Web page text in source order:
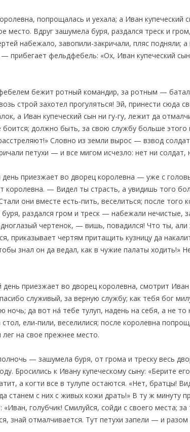
попрощалась и уехала; а Иван
место. Вдруг зашумела буря, раздался треск и
набежало, завопили-закричали, пляс подняли;
прибегает фельдфебель: «Ох, Иван купеческий
бежит ротный командир, за ротным —
строй захотел прогуляться! Эй, принести сюда
а Иван купеческий сын ни гу-гу, лежит да
боится; должно быть, за свою службу больше
Словно из земли вырос — взвод
петухи — и все мигом исчезло: нет ни солдат,
день приезжает во дворец королевна — уже с
королевна. — Видел ты страсть, а увидишь того
они вместе есть-пить, веселиться; после
раздался гром и треск — набежали нечистые,
чертенок, — вишь, повадился! Что ты,
приказывает чертям притащить кузницу да
знал он да ведал, как в чужие палаты ходить!»
день приезжает во дворец королевна, смотрит
служивый, за верную службу; как тебя бог
ночь; да вот на́ тебе тулуп, надень на себя, а не
стол, ели-пили, веселилися; после королевна
лег на свое прежнее место.
— зашумела буря, от грома и треску весь
Бросились к Ивану купеческому сыну: «Берите
а когти все в тулупе остаются. «Нет, братцы!
станем с них с живых кожи драть!» В ту ж минуту
«Иван, голубчик! Смилуйся, сойди с своего места;
знай отмалчивается. Тут петухи запели — и